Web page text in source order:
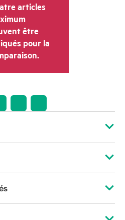
les taxes sur la vente
Le prix de la
par le revendeur
rapport à d’autres
prix indicatif affiché.
peuvent inclure des
limitées dans le
le droit d’ajuster
pour diverses
mais sans s’y limiter,
la disponibilité
et des erreurs
articles
être
pour la
(OSS)